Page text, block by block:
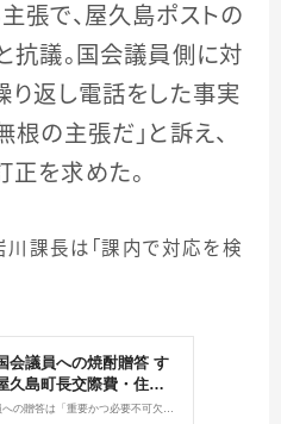
張で、屋久島ポストの
抗議。国会議員側に対
り返し電話をした事実
根の主張だ」と訴え、
を求めた。
川課長は「課内で対応を検